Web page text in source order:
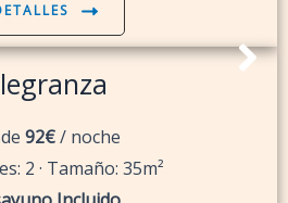
92€/ noche
2 · Tamaño: 35m²